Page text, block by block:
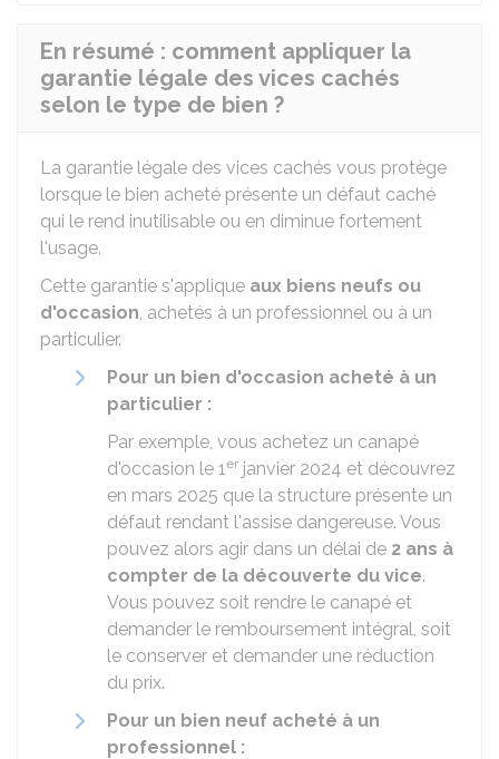
En résumé : comment appliquer la
garantie légale des vices cachés
selon le type de bien ?
La garantie légale des vices cachés vous protège
lorsque le bien acheté présente un défaut caché
qui le rend inutilisable ou en diminue fortement
l'usage.
Cette garantie s'applique aux biens neufs ou
d'occasion, achetés à un professionnel ou à un
particulier.
Pour un bien d'occasion acheté à un
particulier :
Par exemple, vous achetez un canapé
d'occasion le 1er janvier 2024 et découvrez
en mars 2025 que la structure présente un
défaut rendant l'assise dangereuse. Vous
pouvez alors agir dans un délai de 2 ans à
compter de la découverte du vice.
Vous pouvez soit rendre le canapé et
demander le remboursement intégral, soit
le conserver et demander une réduction
du prix.
Pour un bien neuf acheté à un
professionnel :